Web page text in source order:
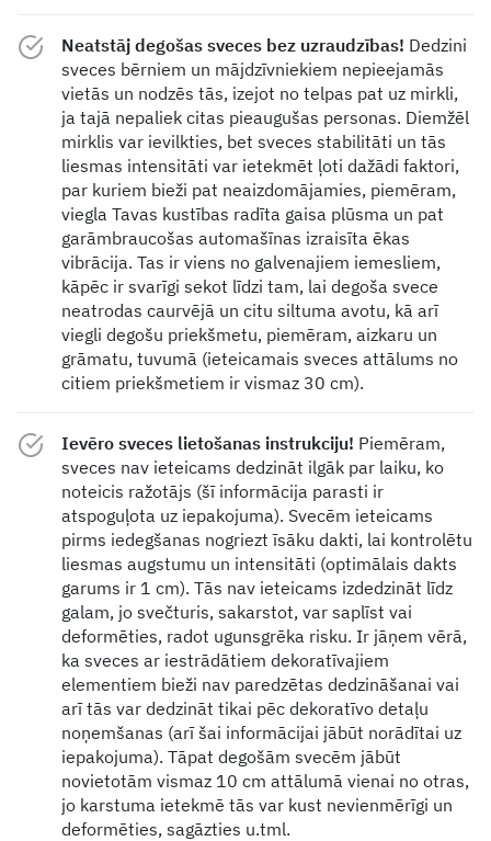
Neatstāj degošas sveces bez uzraudzības! Dedzini
sveces bērniem un mājdzīvniekiem nepieejamās
vietās un nodzēs tās, izejot no telpas pat uz mirkli,
ja tajā nepaliek citas pieaugušas personas. Diemžēl
mirklis var ievilkties, bet sveces stabilitāti un tās
liesmas intensitāti var ietekmēt ļoti dažādi faktori,
par kuriem bieži pat neaizdomājamies, piemēram,
viegla Tavas kustības radīta gaisa plūsma un pat
garāmbraucošas automašīnas izraisīta ēkas
vibrācija. Tas ir viens no galvenajiem iemesliem,
kāpēc ir svarīgi sekot līdzi tam, lai degoša svece
neatrodas caurvējā un citu siltuma avotu, kā arī
viegli degošu priekšmetu, piemēram, aizkaru un
grāmatu, tuvumā (ieteicamais sveces attālums no
citiem priekšmetiem ir vismaz 30 cm).
Ievēro sveces lietošanas instrukciju! Piemēram,
sveces nav ieteicams dedzināt ilgāk par laiku, ko
noteicis ražotājs (šī informācija parasti ir
atspoguļota uz iepakojuma). Svecēm ieteicams
pirms iedegšanas nogriezt īsāku dakti, lai kontrolētu
liesmas augstumu un intensitāti (optimālais dakts
garums ir 1 cm). Tās nav ieteicams izdedzināt līdz
galam, jo svečturis, sakarstot, var saplīst vai
deformēties, radot ugunsgrēka risku. Ir jāņem vērā,
ka sveces ar iestrādātiem dekoratīvajiem
elementiem bieži nav paredzētas dedzināšanai vai
arī tās var dedzināt tikai pēc dekoratīvo detaļu
noņemšanas (arī šai informācijai jābūt norādītai uz
iepakojuma). Tāpat degošām svecēm jābūt
novietotām vismaz 10 cm attālumā vienai no otras,
jo karstuma ietekmē tās var kust nevienmērīgi un
deformēties, sagāzties u.tml.